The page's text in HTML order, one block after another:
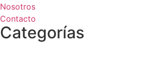
Nosotros
Contacto
Categorías